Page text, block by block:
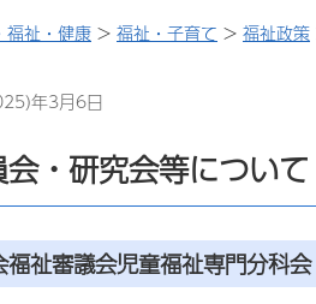
福祉・健康 > 福祉・子育て > 福祉政策
年3月6日
・研究会等につい
祉審議会児童福祉専門分科会